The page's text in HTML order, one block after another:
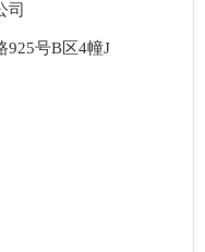
司
925号B区4幢J